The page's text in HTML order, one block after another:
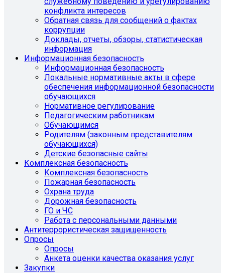
конфликта интересов
Обратная связь для сообщений о фактах
коррупции
Доклады, отчеты, обзоры, статистическая
информация
Информационная безопасность
Информационная безопасность
Локальные нормативные акты в сфере
обеспечения информационной безопасности
обучающихся
Нормативное регулирование
Педагогическим работникам
Обучающимся
Родителям (законным представителям
обучающихся)
Детские безопасные сайты
Комплексная безопасность
Комплексная безопасность
Пожарная безопасность
Охрана труда
Дорожная безопасность
ГО и ЧС
Работа с персональными данными
Антитеррористическая защищенность
Опросы
Опросы
Анкета оценки качества оказания услуг
Закупки